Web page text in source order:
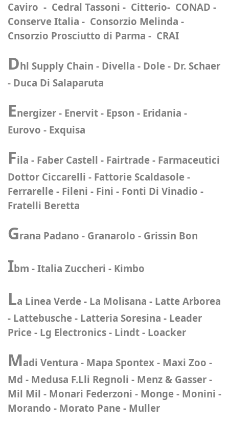
Caviro - Cedral Tassoni - Citterio- CONAD -
Conserve Italia - Consorzio Melinda -
Cnsorzio Prosciutto di Parma - CRAI
Dhl Supply Chain - Divella - Dole - Dr. Schaer
- Duca Di Salaparuta
Energizer - Enervit - Epson - Eridania -
Eurovo - Exquisa
Fila - Faber Castell - Fairtrade - Farmaceutici
Dottor Ciccarelli - Fattorie Scaldasole -
Ferrarelle - Fileni - Fini - Fonti Di Vinadio -
Fratelli Beretta
Grana Padano - Granarolo - Grissin Bon
Ibm - Italia Zuccheri - Kimbo
La Linea Verde - La Molisana - Latte Arborea
- Lattebusche - Latteria Soresina - Leader
Price - Lg Electronics - Lindt - Loacker
Madi Ventura - Mapa Spontex - Maxi Zoo -
Md - Medusa F.Lli Regnoli - Menz & Gasser -
Mil Mil - Monari Federzoni - Monge - Monini -
Morando - Morato Pane - Muller